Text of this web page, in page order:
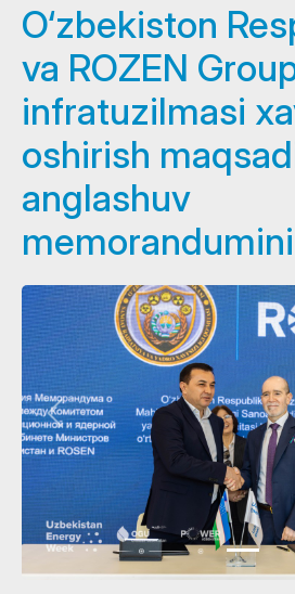
O‘zbekiston
va ROZEN
infratuzilmasi
oshirish
anglashuv